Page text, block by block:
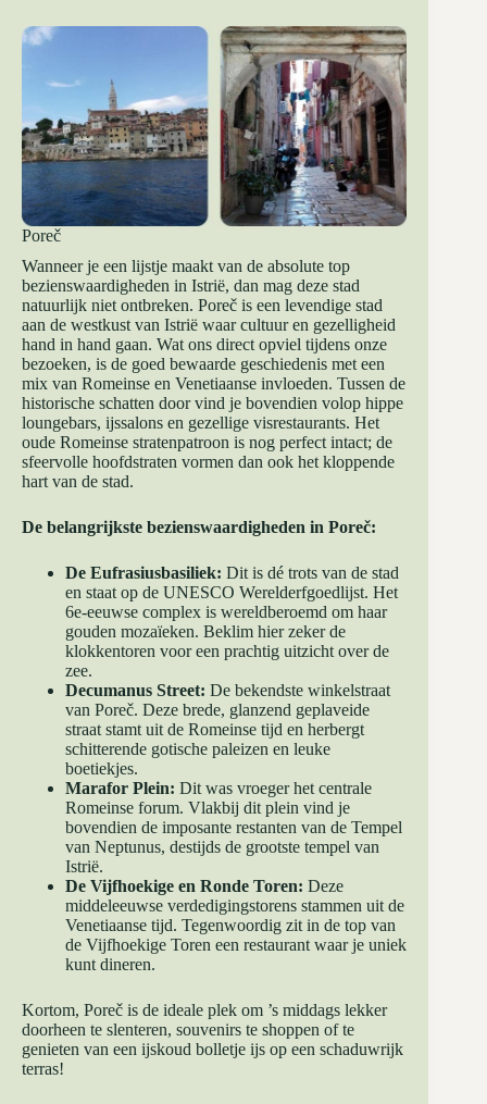
Poreč
Wanneer je een lijstje maakt van de absolute top
bezienswaardigheden in Istrië, dan mag deze stad
natuurlijk niet ontbreken. Poreč is een levendige stad
aan de westkust van Istrië waar cultuur en gezelligheid
hand in hand gaan. Wat ons direct opviel tijdens onze
bezoeken, is de goed bewaarde geschiedenis met een
mix van Romeinse en Venetiaanse invloeden. Tussen de
historische schatten door vind je bovendien volop hippe
loungebars, ijssalons en gezellige visrestaurants. Het
oude Romeinse stratenpatroon is nog perfect intact; de
sfeervolle hoofdstraten vormen dan ook het kloppende
hart van de stad.
De belangrijkste bezienswaardigheden in Poreč:
De Eufrasiusbasiliek: Dit is dé trots van de stad
en staat op de UNESCO Werelderfgoedlijst. Het
6e-eeuwse complex is wereldberoemd om haar
gouden mozaïeken. Beklim hier zeker de
klokkentoren voor een prachtig uitzicht over de
zee.
Decumanus Street: De bekendste winkelstraat
van Poreč. Deze brede, glanzend geplaveide
straat stamt uit de Romeinse tijd en herbergt
schitterende gotische paleizen en leuke
boetiekjes.
Marafor Plein: Dit was vroeger het centrale
Romeinse forum. Vlakbij dit plein vind je
bovendien de imposante restanten van de Tempel
van Neptunus, destijds de grootste tempel van
Istrië.
De Vijfhoekige en Ronde Toren: Deze
middeleeuwse verdedigingstorens stammen uit de
Venetiaanse tijd. Tegenwoordig zit in de top van
de Vijfhoekige Toren een restaurant waar je uniek
kunt dineren.
Kortom, Poreč is de ideale plek om ’s middags lekker
doorheen te slenteren, souvenirs te shoppen of te
genieten van een ijskoud bolletje ijs op een schaduwrijk
terras!